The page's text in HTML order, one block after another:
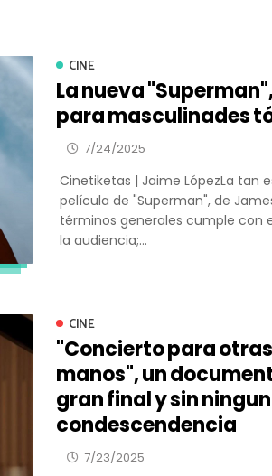
CINE
La nueva
para masculinades
7/24/2025
Cinetiketas | Jaime LópezLa tan
película de "Superman", de
términos generales cumple con
la audiencia;...
CINE
"Concierto para otras
manos", un
gran final y sin
condescendencia
7/23/2025